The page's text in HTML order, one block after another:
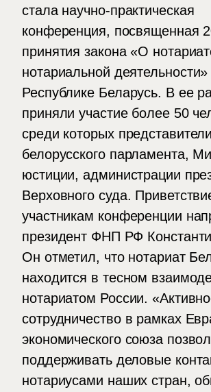
стала научно-практическая
конференция, посвященная
принятия закона «‎О
нотариальной деятельности»
Республике Беларусь. В ее
приняли участие более 50
среди которых представители
белорусского парламента,
юстиции, администрации
Верховного суда.
участникам конференции
президент ФНП РФ
Он отметил, что нотариат
находится в тесном
нотариатом России.
сотрудничество в рамках
экономического союза
поддерживать деловые
нотариусами наших стран,